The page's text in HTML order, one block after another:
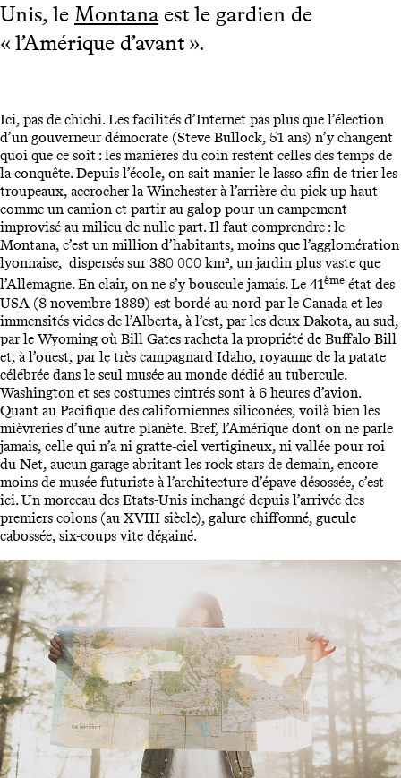
Unis, le Montana est le gardien de
« l’Amérique d’avant ».
Ici, pas de chichi. Les facilités d’Internet pas plus que l’élection
d’un gouverneur démocrate (Steve Bullock, 51 ans) n’y changent
quoi que ce soit : les manières du coin restent celles des temps de
la conquête. Depuis l’école, on sait manier le lasso afin de trier les
troupeaux, accrocher la Winchester à l’arrière du pick-up haut
comme un camion et partir au galop pour un campement
improvisé au milieu de nulle part. Il faut comprendre : le
Montana, c’est un million d’habitants, moins que l’agglomération
lyonnaise, dispersés sur 380 000 km², un jardin plus vaste que
l’Allemagne. En clair, on ne s’y bouscule jamais. Le 41ème état des
USA (8 novembre 1889) est bordé au nord par le Canada et les
immensités vides de l’Alberta, à l’est, par les deux Dakota, au sud,
par le Wyoming où Bill Gates racheta la propriété de Buffalo Bill
et, à l’ouest, par le très campagnard Idaho, royaume de la patate
célébrée dans le seul musée au monde dédié au tubercule.
Washington et ses costumes cintrés sont à 6 heures d’avion.
Quant au Pacifique des californiennes siliconées, voilà bien les
mièvreries d’une autre planète. Bref, l’Amérique dont on ne parle
jamais, celle qui n’a ni gratte-ciel vertigineux, ni vallée pour roi
du Net, aucun garage abritant les rock stars de demain, encore
moins de musée futuriste à l’architecture d’épave désossée, c’est
ici. Un morceau des Etats-Unis inchangé depuis l’arrivée des
premiers colons (au XVIII siècle), galure chiffonné, gueule
cabossée, six-coups vite dégainé.